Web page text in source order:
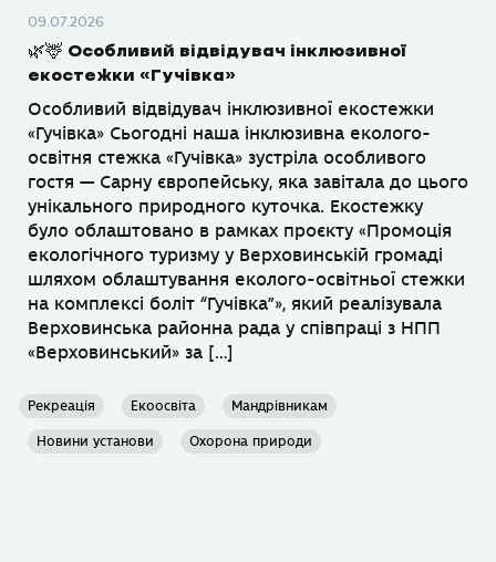
09.07.2026
🌿🦌 Особливий відвідувач інклюзивної
екостежки «Гучівка»
Особливий відвідувач інклюзивної екостежки
«Гучівка» Сьогодні наша інклюзивна еколого-
освітня стежка «Гучівка» зустріла особливого
гостя — Сарну європейську, яка завітала до цього
унікального природного куточка. Екостежку
було облаштовано в рамках проєкту «Промоція
екологічного туризму у Верховинській громаді
шляхом облаштування еколого-освітньої стежки
на комплексі боліт “Гучівка”», який реалізувала
Верховинська районна рада у співпраці з НПП
«Верховинський» за […]
Рекреація Екоосвіта Мандрівникам
Новини установи Охорона природи